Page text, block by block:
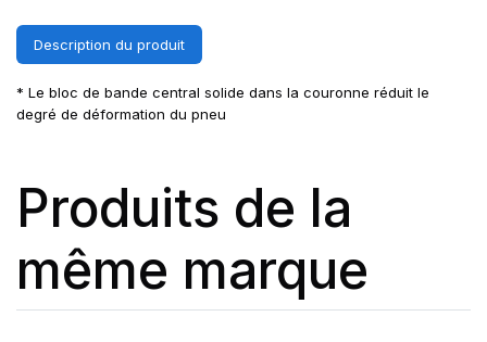
Description du produit
* Le bloc de bande central solide dans la couronne réduit le
degré de déformation du pneu
Produits de la
même marque